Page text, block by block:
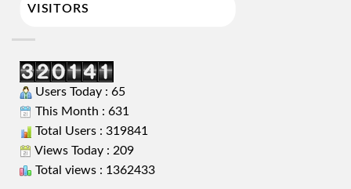
VISITORS
Users Today : 65
This Month : 631
Total Users : 319841
Views Today : 209
Total views : 1362433